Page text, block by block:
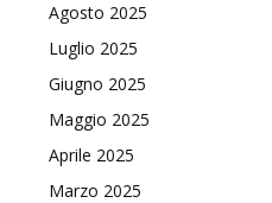
Agosto 2025
Luglio 2025
Giugno 2025
Maggio 2025
Aprile 2025
Marzo 2025